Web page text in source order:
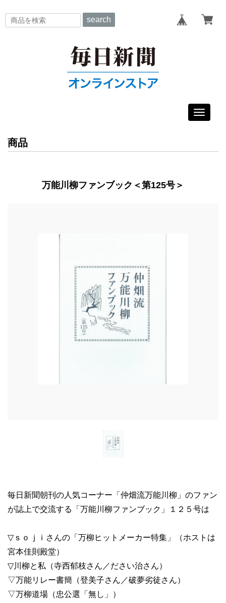
search
Toggle
商品
万能川柳ファンブック＜第125号＞
毎日新聞朝刊の人気コーナー「仲畑流万能川柳」のファン
が誌上で交流する「万能川柳ファンブック」１２５号は
▽ｓｏｊｉさんの「万柳ヒットメーカー特集」（ホストは
宮本佳則殿堂）
▽川柳と私（寺西郁枝さん／ださい治さん）
▽万能リレー書簡（登美子さん／破夢劣徒さん）
▽万柳道場（忠公選「無し」）